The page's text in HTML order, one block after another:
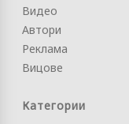
Видео
Автори
Реклама
Вицове
Категории